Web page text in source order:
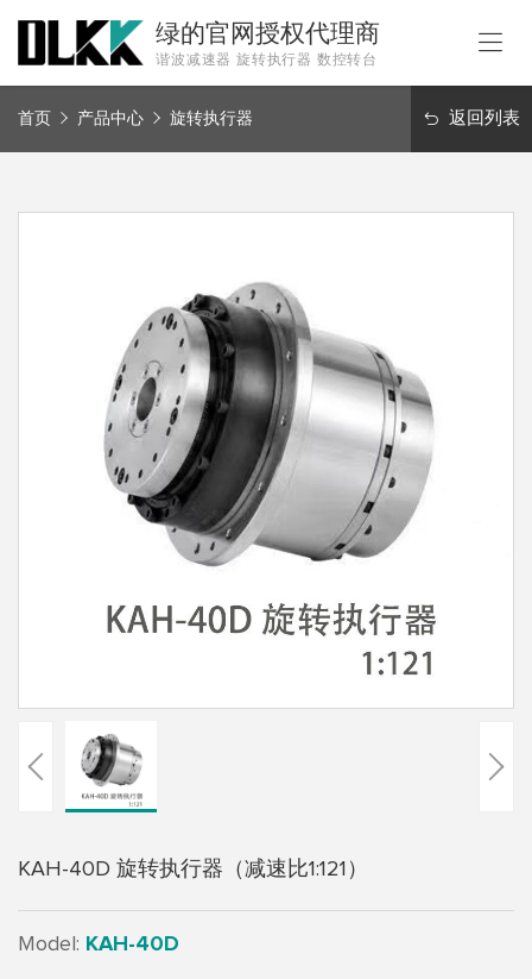
绿的官网授权代理商
谐波减速器 旋转执行器 数控转台
首页 产品中心 旋转执行器 返回列表
KAH-40D 旋转执行器（减速比1:121）
Model: KAH-40D
首
解